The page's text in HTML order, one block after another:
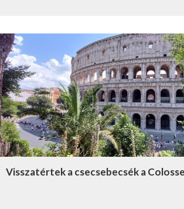
Visszatértek a csecsebecsék a